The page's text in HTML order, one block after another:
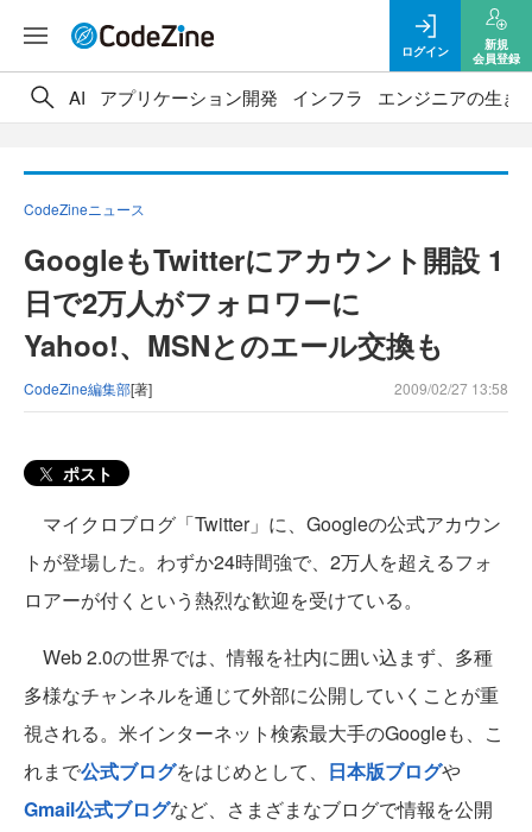
ログイン
新規
会員登録
AI アプリケーション開発 インフラ エンジニアの生き
CodeZineニュース
GoogleもTwitterにアカウント開設 1
日で2万人がフォロワーに
Yahoo!、MSNとのエール交換も
CodeZine編集部[著] 2009/02/27 13:58
ポスト
マイクロブログ「Twitter」に、Googleの公式アカウン
トが登場した。わずか24時間強で、2万人を超えるフォ
ロアーが付くという熱烈な歓迎を受けている。
Web 2.0の世界では、情報を社内に囲い込まず、多種
多様なチャンネルを通じて外部に公開していくことが重
視される。米インターネット検索最大手のGoogleも、こ
れまで公式ブログをはじめとして、 日本版ブログや
Gmail公式ブログなど、さまざまなブログで情報を公開